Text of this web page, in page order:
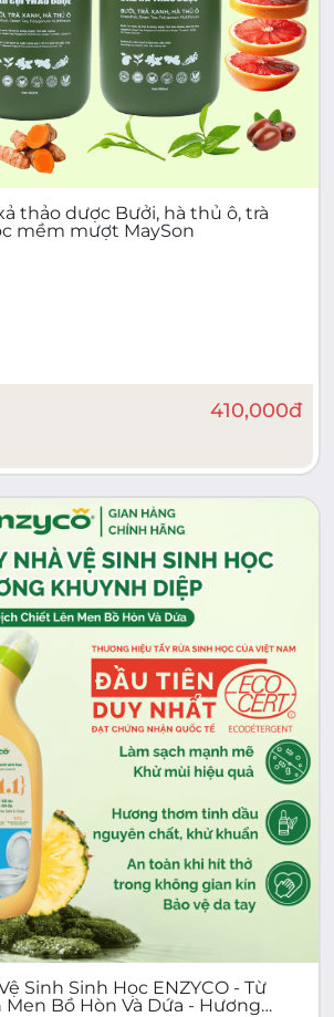
thảo dược Bưởi, hà thủ ô, trà
mềm mượt MaySon
410,000đ
Sinh Sinh Học ENZYCO - Từ
Bồ Hòn Và Dứa - Hương